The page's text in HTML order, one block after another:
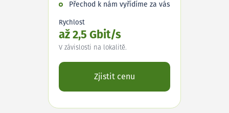
Přechod k nám vyřídíme za vás
Rychlost
až 2,5 Gbit/s
V závislosti na lokalitě.
Zjistit cenu